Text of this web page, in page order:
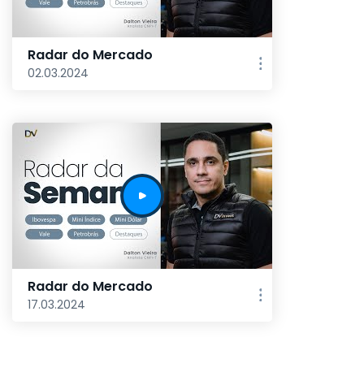
Radar do Mercado
02.03.2024
Radar do Mercado
17.03.2024